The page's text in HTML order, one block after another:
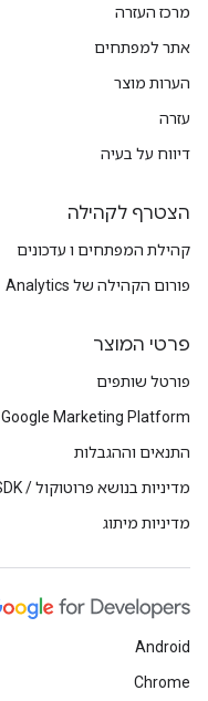
מרכז העזרה
אתר למפתחים
הערות מוצר
עזרה
דיווח על בעיה
הצטרף לקהילה
קהילת המפתחים ו עדכונים
פורום הקהילה של Analytics
פרטי המוצר
פורטל שותפים
Google Marketing Platform
התנאים וההגבלות
מדיניות בנושא פרוטוקול / SDK
מדיניות מיתוג
Android
Chrome